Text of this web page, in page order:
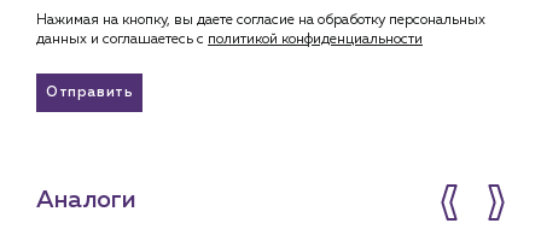
Нажимая на кнопку, вы даете согласие на обработку персональных
данных и соглашаетесь c политикой конфиденциальности
Отправить
Аналоги